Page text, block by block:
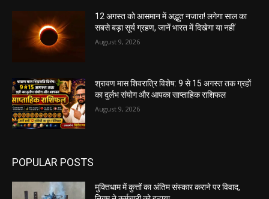
12 अगस्त को आसमान में अद्भुत नजारा! लगेगा साल का
सबसे बड़ा सूर्य ग्रहण, जानें भारत में दिखेगा या नहीं
August 9, 2026
श्रावण मास शिवरात्रि विशेष: 9 से 15 अगस्त तक ग्रहों
का दुर्लभ संयोग और आपका साप्ताहिक राशिफल
August 9, 2026
POPULAR POSTS
मुक्तिधाम में कुत्तों का अंतिम संस्कार कराने पर विवाद,